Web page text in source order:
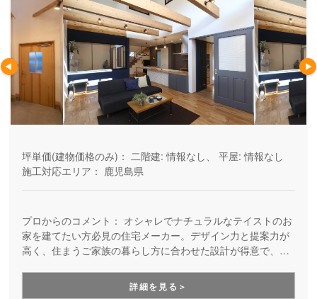
坪単価(建物価格のみ)： 二階建: 情報なし、 平屋: 情報なし
施工対応エリア： 鹿児島県
プロからのコメント： オシャレでナチュラルなテイストのお
家を建てたい方必見の住宅メーカー。デザイン力と提案力が
高く、住まうご家族の暮らし方に合わせた設計が得意で、オ
み続けられることを大切にしており、住み始めてからの快適
性や耐久性、アフターサポートも重視した家づくりです。
詳細を見る＞